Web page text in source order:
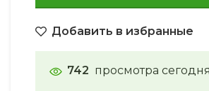
Добавить в избранные
742 просмотра сегодня